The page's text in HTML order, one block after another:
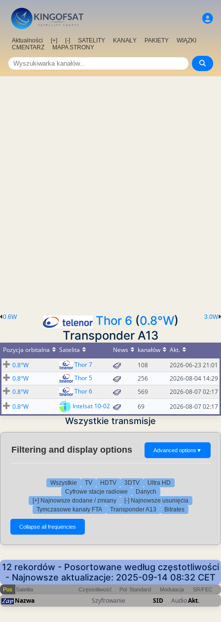
Aktualności [+] [-] SATELITY KANAŁY PAKIETY
WIĄZKI
CMENTARZ
MAPA STRONY
3.0W
0.6W Thor 6 (0.8°W)
Transponder A13
Pozycja orbitalna Satelita News kanałów
Akt.
0.8°W
Thor 7 108
2026-06-23 21:01
0.8°W
Thor 5 256
2026-08-04 14:29
0.8°W
Thor 6 569
2026-08-07 02:17
0.8°W
Intelsat 10-02 69 2026-08-07 02:17
Wszystkie transmisje
Filtering and display options Advanced options ▼
Wszystkie TV HDTV 3DTV
Ultra HD
Cyfrowe stacje radiowe
Danych
[+] Najnowsze dodane / zmiany
[-] Najnowsze usunięcia
Tymczasowe kanały FTA
Transponder A13 Bitrates
12 rekordów - Posortowane według częstotliwości
- Najnowsze aktualizacje: 2025-09-14 08:32 CET
Pos Satelita Częstotliwość Pol Standard Modulacja SR/FEC
Nazwa Szyfrowanie SID AudioAkt.